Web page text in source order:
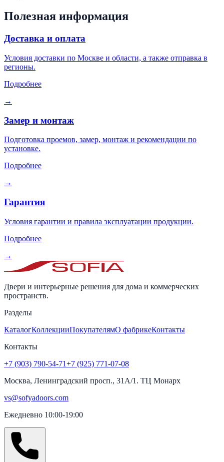
Полезная информация
Доставка и оплата
Условия доставки по Москве и области, а также отправка в
регионы.
Подробнее
→
Замер и монтаж
Подготовка проемов, замер, монтаж и рекомендации по
установке.
Подробнее
→
Гарантия
Условия гарантии и правила эксплуатации продукции.
Подробнее
→
Двери и интерьерные решения для дома и коммерческих
пространств.
Разделы
КаталогКоллекцииПокупателямО фабрикеКонтакты
Контакты
+7 (903) 790-54-71+7 (925) 771-07-08
Москва, Ленинградский просп., 31А/1. ТЦ Монарх
vs@sofyadoors.com
Ежедневно 10:00-19:00